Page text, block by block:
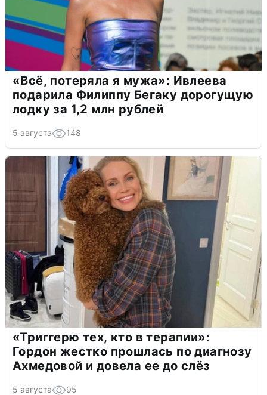
«Всё, потеряла я мужа»: Ивлеева
подарила Филиппу Бегаку дорогущую
лодку за 1,2 млн рублей
5 августа 148
«Триггерю тех, кто в терапии»:
Гордон жестко прошлась по диагнозу
Ахмедовой и довела ее до слёз
5 августа 95